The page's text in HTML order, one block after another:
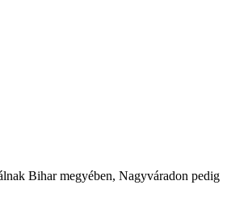
Bihar megyében, Nagyváradon pedig